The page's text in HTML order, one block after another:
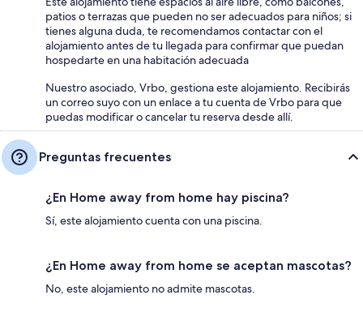
patios o terrazas que pueden no ser adecuados para niños; si
tienes alguna duda, te recomendamos contactar con el
alojamiento antes de tu llegada para confirmar que puedan
hospedarte en una habitación adecuada
Nuestro asociado, Vrbo, gestiona este alojamiento. Recibirás
un correo suyo con un enlace a tu cuenta de Vrbo para que
puedas modificar o cancelar tu reserva desde allí.
Preguntas frecuentes
¿En Home away from home hay piscina?
Sí, este alojamiento cuenta con una piscina.
¿En Home away from home se aceptan mascotas?
No, este alojamiento no admite mascotas.